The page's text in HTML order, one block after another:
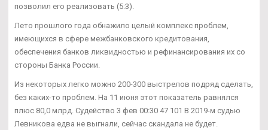
позволил его реализовать (5:3).
Лето прошлого года обнажило целый комплекс проблем,
имеющихся в сфере межбанковского кредитования,
обеспечения банков ликвидностью и рефинансирования их со
стороны Банка России.
Из некоторых легко можно 200-300 выстрелов подряд сделать,
без каких-то проблем. На 11 июня этот показатель равнялся
плюс 80,0 млрд. Судейство 3 фев 00:30 47 101 В 2019-м судью
Левникова едва не выгнали, сейчас скандала не будет.